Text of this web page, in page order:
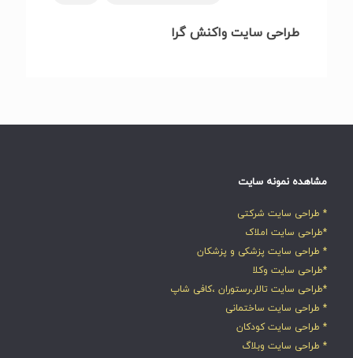
طراحی سایت واکنش گرا
مشاهده نمونه سایت
* طراحی سایت شرکتی
*طراحی سایت املاک
* طراحی سایت پزشکی و پزشکان
*طراحی سایت وکلا
*طراحی سایت تالار،رستوران ،کافی شاپ
* طراحی سایت ساختمانی
* طراحی سایت کودکان
* طراحی سایت وبلاگ